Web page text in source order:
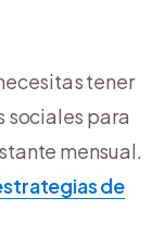
tener
sociales para
mensual.
de